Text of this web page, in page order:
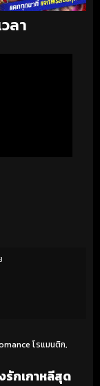
ลา
โรแมนติก,
รักเกาหลีสุด